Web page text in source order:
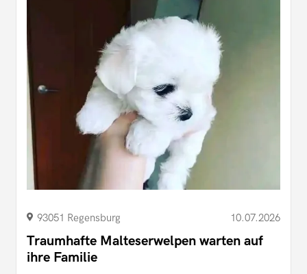
93051 Regensburg 10.07.2026
Traumhafte Malteserwelpen warten auf
ihre Familie